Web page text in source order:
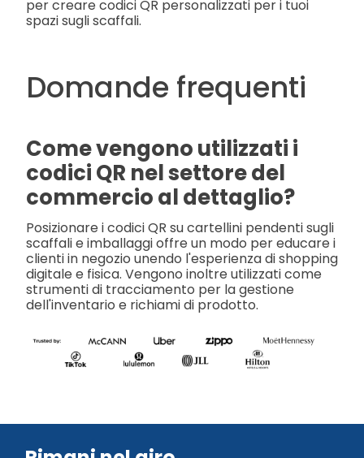
per creare codici QR personalizzati per i tuoi
spazi sugli scaffali.
Domande frequenti
Come vengono utilizzati i
codici QR nel settore del
commercio al dettaglio?
Posizionare i codici QR su cartellini pendenti sugli
scaffali e imballaggi offre un modo per educare i
clienti in negozio unendo l'esperienza di shopping
digitale e fisica. Vengono inoltre utilizzati come
strumenti di tracciamento per la gestione
dell'inventario e richiami di prodotto.